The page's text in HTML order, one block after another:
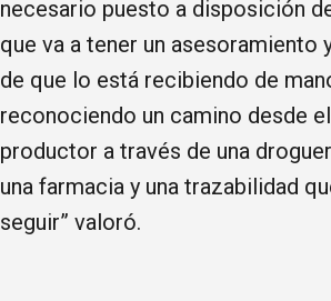
necesario puesto a disposición
que va a tener un asesoramiento
de que lo está recibiendo de
reconociendo un camino desde
productor a través de una
una farmacia y una trazabilidad
seguir” valoró.